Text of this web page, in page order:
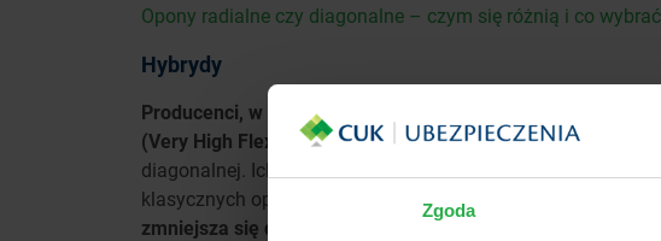
Zgoda
Opony radialne czy diagonalne – czym się różnią i co
Hybrydy
Producenci, w poszukiwaniu idealnych i uniwersalnych
(Very High Flexion).To produkty, które łączą w sobie zalety
diagonalnej. Ich budowa polega na tym, że ściany boczne są
klasycznych oponach.
Dzięki temu są wydajne i mogą
zmniejsza się do minimum ugniatanie gleby, co pozwala